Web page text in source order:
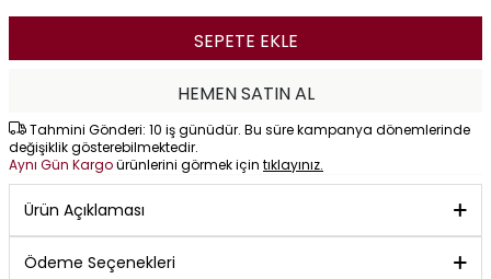
SEPETE EKLE
HEMEN SATIN AL
Tahmini Gönderi: 10 iş günüdür. Bu süre kampanya dönemlerinde
değişiklik gösterebilmektedir.
Aynı Gün Kargoürünlerini görmek için tıklayınız.
Ürün Açıklaması
Ödeme Seçenekleri